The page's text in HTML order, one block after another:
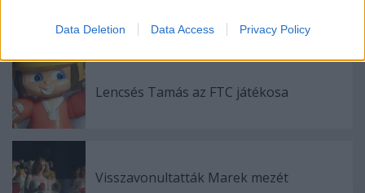
related to personalization.
I want to allow Google to enable storage
related to security, including authentication
Data Deletion Data Access Privacy Policy
Lencsés Tamás az FTC játékosa
Visszavonultatták Marek mezét